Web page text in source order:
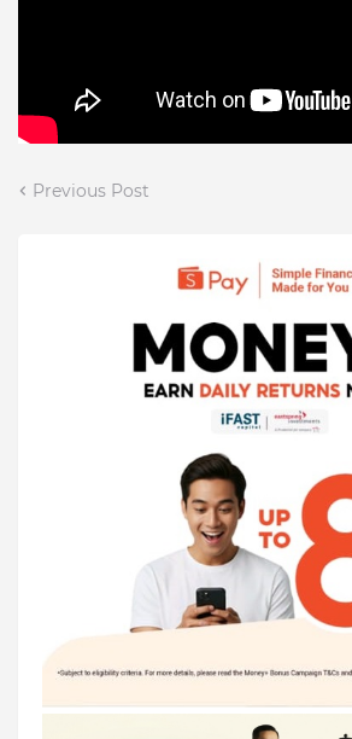
Previous Post